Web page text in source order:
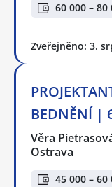
60 000 – 80
Zveřejněno: 3.
BEDNĚNÍ |
Věra
Ostrava
45 000 – 60